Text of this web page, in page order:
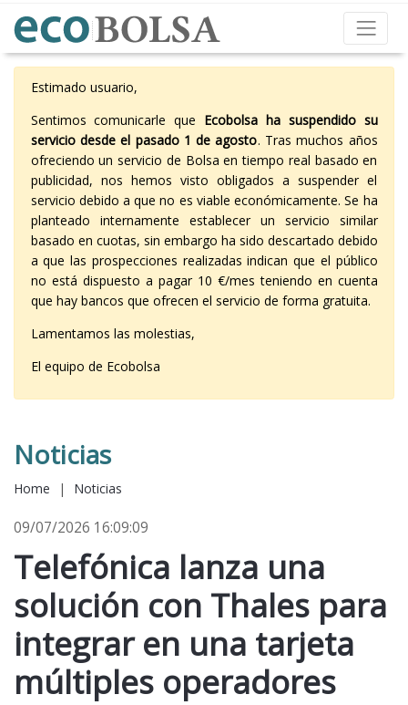
Estimado usuario,
Sentimos comunicarle que Ecobolsa ha suspendido su
servicio desde el pasado 1 de agosto. Tras muchos años
ofreciendo un servicio de Bolsa en tiempo real basado en
publicidad, nos hemos visto obligados a suspender el
servicio debido a que no es viable económicamente. Se ha
planteado internamente establecer un servicio similar
basado en cuotas, sin embargo ha sido descartado debido
a que las prospecciones realizadas indican que el público
no está dispuesto a pagar 10 €/mes teniendo en cuenta
que hay bancos que ofrecen el servicio de forma gratuita.
Lamentamos las molestias,
El equipo de Ecobolsa
Noticias
Home | Noticias
09/07/2026 16:09:09
Telefónica lanza una
solución con Thales para
integrar en una tarjeta
múltiples operadores